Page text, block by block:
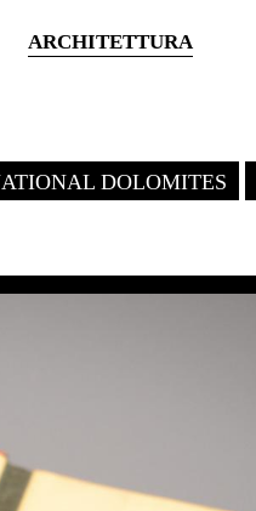
ARCHITETTURA
DOLOMITES